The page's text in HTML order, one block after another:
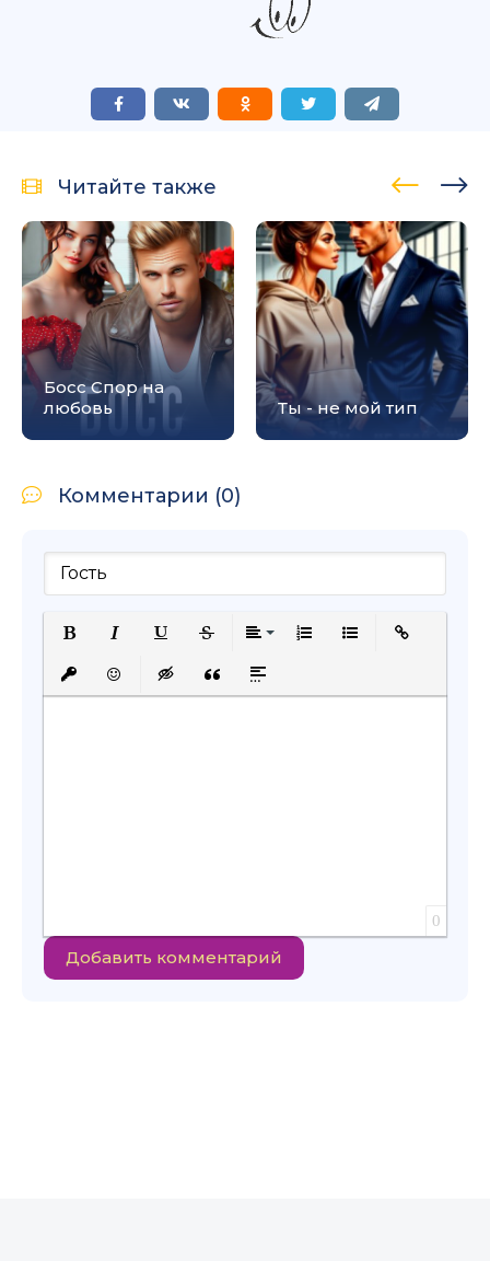
Читайте также
Босс Спор на
любовь
Ты - не мой тип
Комментарии (0)
Подчеркнутый
Вставить защищенную ссылку
Вставить смайлик
Вставка скрытого текста
Вставка цитаты
Вставка спойлера
0
Добавить комментарий